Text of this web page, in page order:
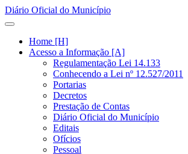
Diário Oficial do Município
Home [H]
Acesso a Informação [A]
Regulamentação Lei 14.133
Conhecendo a Lei nº 12.527/2011
Portarias
Decretos
Prestação de Contas
Diário Oficial do Município
Editais
Ofícios
Pessoal